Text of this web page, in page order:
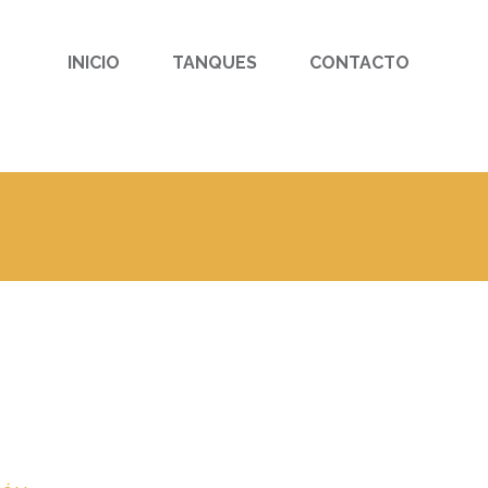
INICIO
TANQUES CONTACTO